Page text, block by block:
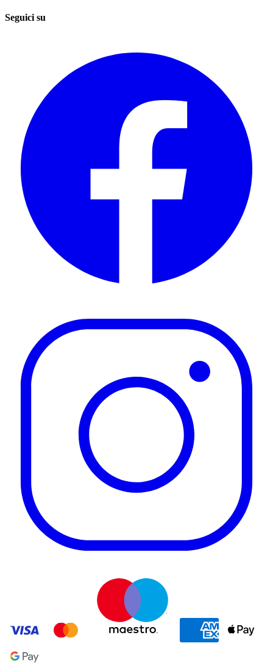
Seguici su